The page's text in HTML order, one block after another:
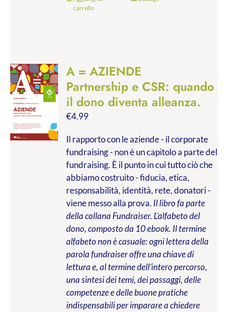
carrello
A = AZIENDE
Partnership e CSR: quando
il dono diventa alleanza.
€4.99
Il rapporto con le aziende - il corporate
fundraising - non è un capitolo a parte del
fundraising. È il punto in cui tutto ciò che
abbiamo costruito - fiducia, etica,
responsabilità, identità, rete, donatori -
viene messo alla prova. Il libro fa parte
della collana Fundraiser. L’alfabeto del
dono, composto da 10 ebook. Il termine
alfabeto non è casuale: ogni lettera della
parola fundraiser offre una chiave di
lettura e, al termine dell’intero percorso,
una sintesi dei temi, dei passaggi, delle
competenze e delle buone pratiche
indispensabili per imparare a chiedere